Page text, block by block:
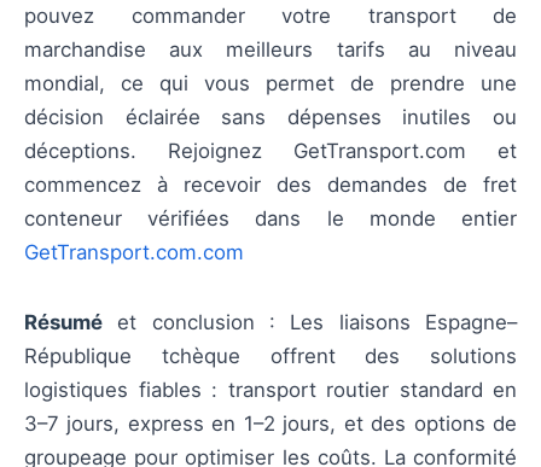
pouvez commander votre transport de
marchandise aux meilleurs tarifs au niveau
mondial, ce qui vous permet de prendre une
décision éclairée sans dépenses inutiles ou
déceptions. Rejoignez GetTransport.com et
commencez à recevoir des demandes de fret
conteneur vérifiées dans le monde entier
GetTransport.com.com
Résumé et conclusion : Les liaisons Espagne–
République tchèque offrent des solutions
logistiques fiables : transport routier standard en
3–7 jours, express en 1–2 jours, et des options de
groupeage pour optimiser les coûts. La conformité